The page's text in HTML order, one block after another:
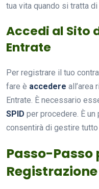
tua vita quando si tratta
Accedi al Sito
Entrate
Per registrare il tuo
fare è accedere all’area
Entrate. È necessario
SPID per procedere. È
consentirà di gestire
Passo-Passo